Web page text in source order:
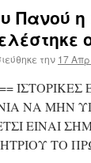
Πανού
την 17
ΝΑ ΜΗΝ
ΕΙΝΑΙ
ΤΟ